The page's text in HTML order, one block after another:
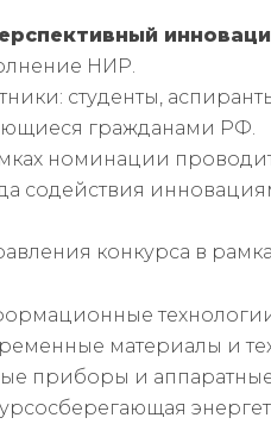
НИР.
студенты,
гражданами РФ.
номинации
содействия
конкурса в
материалы и
приборы и